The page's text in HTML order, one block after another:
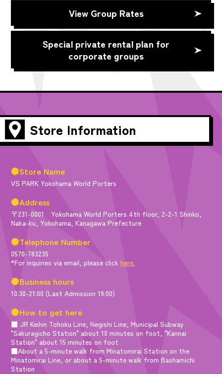
View Group Rates
Special private rental plan for
corporate groups
Store Information
●Store Name
VS PARK Yokohama World Porters
●Address
〒231-0001 Yokohama World Porters 4th floor, 2-2-1 Shinko,
Naka-ku, Yokohama, Kanagawa Prefecture
●Telephone Number
0570-783235
*For inquiries via email, please clickhere.
●Business hours
10:30-21:00 (Last Admission 19:00)
●How to get here
■ JR Keihin Tohoku Line, Negishi Line, Municipal Subway
"Sakuragicho Station" about 10 minutes on foot, "Kannai
Station" about 15 minutes on foot
■About a 5-minute walk from Minatomirai Station on the
Minatomirai Line, or about a 5-minute walk from Bashamichi
Station